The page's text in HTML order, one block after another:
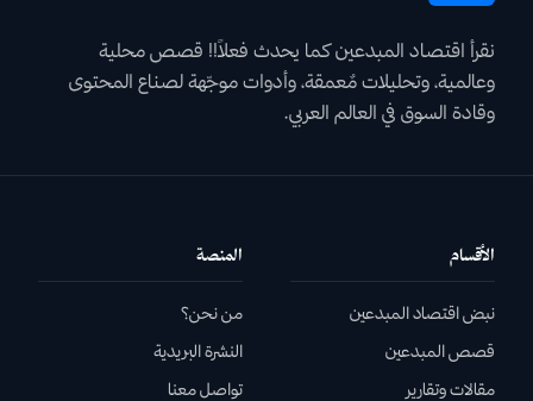
نقرأ اقتصاد المبدعين كما يحدث فعلاً!! قصص محلية
وعالمية، وتحليلات مٌعمقة، وأدوات موجّهة لصناع المحتوى
وقادة السوق في العالم العربي.
الأقسام
نبض اقتصاد المبدعين
قصص المبدعين
مقالات وتقارير
المنصة
من نحن؟
النشرة البريدية
تواصل معنا